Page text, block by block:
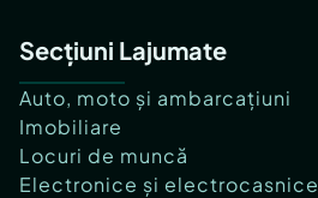
Secțiuni Lajumate
Auto, moto și ambarcațiuni
Imobiliare
Locuri de muncă
Electronice și electrocasnice